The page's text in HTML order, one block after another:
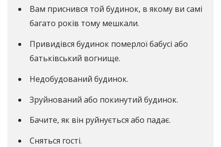
Вам приснився той будинок, в якому ви самі
багато років тому мешкали.
Привидівся будинок померлої бабусі або
батьківський вогнище.
Недобудований будинок.
Зруйнований або покинутий будинок.
Бачите, як він руйнується або падає.
Сняться гості.